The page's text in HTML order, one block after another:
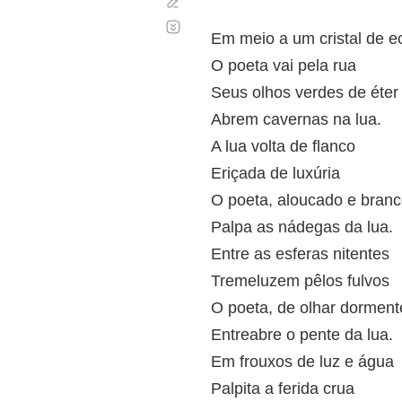
Em meio a um cristal de
O poeta vai pela rua
Seus olhos verdes de éter
Abrem cavernas na lua.
A lua volta de flanco
Eriçada de luxúria
O poeta, aloucado e
Palpa as nádegas da lua.
Entre as esferas nitentes
Tremeluzem pêlos fulvos
O poeta, de olhar
Entreabre o pente da lua.
Em frouxos de luz e água
Palpita a ferida crua
automático